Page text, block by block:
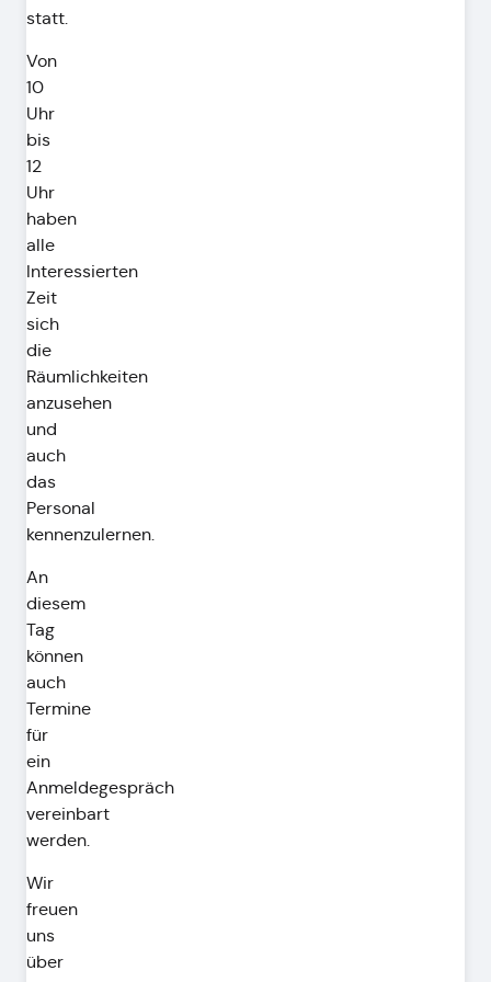
statt.
Von
10
Uhr
bis
12
Uhr
haben
alle
Interessierten
Zeit
sich
die
Räumlichkeiten
anzusehen
und
auch
das
Personal
kennenzulernen.
An
diesem
Tag
können
auch
Termine
für
ein
Anmeldegespräch
vereinbart
werden.
Wir
freuen
uns
über